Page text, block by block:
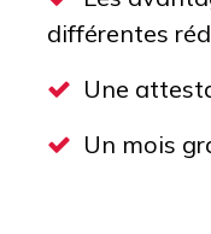
différentes
Une
Un mois